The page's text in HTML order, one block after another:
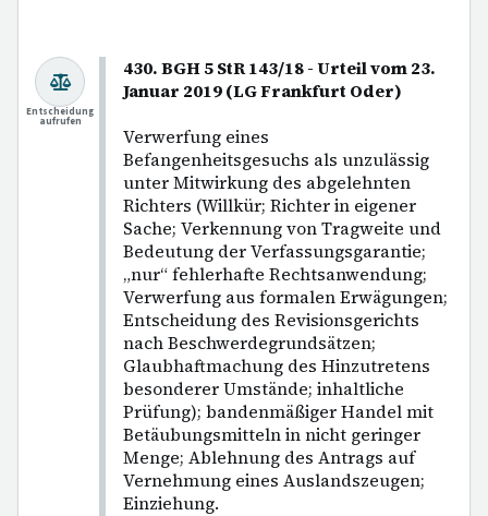
430. BGH 5 StR 143/18 - Urteil vom 23.
Januar 2019 (LG Frankfurt Oder)
Verwerfung eines
Befangenheitsgesuchs als unzulässig
unter Mitwirkung des abgelehnten
Richters (Willkür; Richter in eigener
Sache; Verkennung von Tragweite und
Bedeutung der Verfassungsgarantie;
„nur“ fehlerhafte Rechtsanwendung;
Verwerfung aus formalen Erwägungen;
Entscheidung des Revisionsgerichts
nach Beschwerdegrundsätzen;
Glaubhaftmachung des Hinzutretens
besonderer Umstände; inhaltliche
Prüfung); bandenmäßiger Handel mit
Betäubungsmitteln in nicht geringer
Menge; Ablehnung des Antrags auf
Vernehmung eines Auslandszeugen;
Einziehung.
Entscheidung
aufrufen